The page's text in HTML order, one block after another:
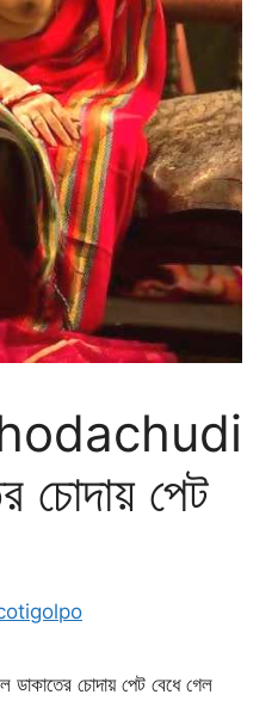
চোদায় পেট
চোদায় পেট বেধে গেল